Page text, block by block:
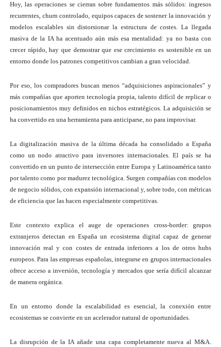
Hoy, las operaciones se cierran sobre fundamentos más sólidos: ingresos
recurrentes, churn controlado, equipos capaces de sostener la innovación y
modelos escalables sin distorsionar la estructura de costes. La llegada
masiva de la IA ha acentuado aún más esa mentalidad: ya no basta con
crecer rápido, hay que demostrar que ese crecimiento es sostenible en un
entorno donde los patrones competitivos cambian a gran velocidad.
Por eso, los compradores buscan menos “adquisiciones aspiracionales” y
más compañías que aporten tecnología propia, talento difícil de replicar o
posicionamientos muy definidos en nichos estratégicos. La adquisición se
ha convertido en una herramienta para anticiparse, no para improvisar.
La digitalización masiva de la última década ha consolidado a España
como un nodo atractivo para inversores internacionales. El país se ha
convertido en un punto de intersección entre Europa y Latinoamérica tanto
por talento como por madurez tecnológica. Surgen compañías con modelos
de negocio sólidos, con expansión internacional y, sobre todo, con métricas
de eficiencia que las hacen especialmente competitivas.
Este contexto explica el auge de operaciones cross-border: grupos
extranjeros detectan en España un ecosistema digital capaz de generar
innovación real y con costes de entrada inferiores a los de otros hubs
europeos. Para las empresas españolas, integrarse en grupos internacionales
ofrece acceso a inversión, tecnología y mercados que sería difícil alcanzar
de manera orgánica.
En un entorno donde la escalabilidad es esencial, la conexión entre
ecosistemas se convierte en un acelerador natural de oportunidades.
La disrupción de la IA añade una capa completamente nueva al M&A.